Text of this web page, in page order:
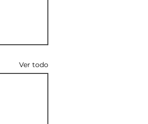
Ver todo